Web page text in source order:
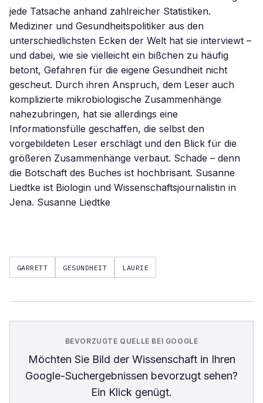
jede Tatsache anhand zahlreicher Statistiken.
Mediziner und Gesundheitspolitiker aus den
unterschiedlichsten Ecken der Welt hat sie interviewt –
und dabei, wie sie vielleicht ein bißchen zu häufig
betont, Gefahren für die eigene Gesundheit nicht
gescheut. Durch ihren Anspruch, dem Leser auch
komplizierte mikrobiologische Zusammenhänge
nahezubringen, hat sie allerdings eine
Informationsfülle geschaffen, die selbst den
vorgebildeten Leser erschlägt und den Blick für die
größeren Zusammenhänge verbaut. Schade – denn
die Botschaft des Buches ist hochbrisant. Susanne
Liedtke ist Biologin und Wissenschaftsjournalistin in
Jena. Susanne Liedtke
GARRETT GESUNDHEIT LAURIE
BEVORZUGTE QUELLE BEI GOOGLE
Möchten Sie Bild der Wissenschaftin Ihren
Google-Suchergebnissen bevorzugt sehen?
Ein Klick genügt.